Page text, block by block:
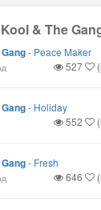
& The
- Peace Maker
527
- Holiday
552
- Fresh
646